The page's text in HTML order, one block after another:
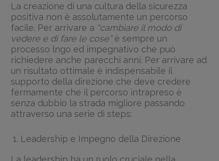
La creazione di una cultura della sicurezza
positiva non è assolutamente un percorso
facile. Per arrivare a “cambiare il modo di
vedere e di fare le cose”è sempre un
processo lngo ed impegnativo che può
richiedere anche parecchi anni. Per arrivare ad
un risultato ottimale è indispensabile il
supporto della direzione che deve credere
fermamente che il percorso intrapreso è
senza dubbio la strada migliore passando
attraverso una serie di steps:
Leadership e Impegno della Direzione